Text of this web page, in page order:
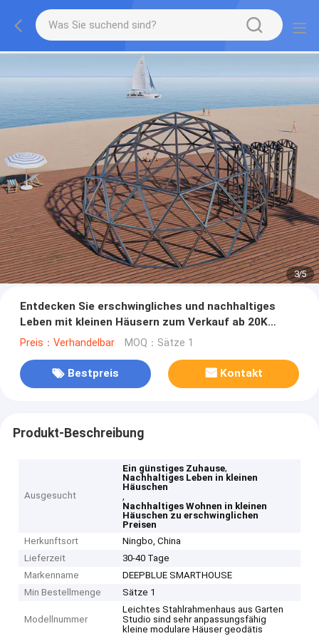
3/5
Entdecken Sie erschwingliches und nachhaltiges
Leben mit kleinen Häusern zum Verkauf ab 20K
Dollar
Preis：Verhandelbar MOQ：Sätze 1
Bestpreis Kontakt
Produkt-Beschreibung
Ausgesucht
Ein günstiges Zuhause,
Nachhaltiges Leben in kleinen
Häuschen
,
Nachhaltiges Wohnen in kleinen
Häuschen zu erschwinglichen
Preisen
Herkunftsort
Ningbo, China
Lieferzeit
30-40 Tage
Markenname
DEEPBLUE SMARTHOUSE
Min Bestellmenge
Sätze 1
Modellnummer
Leichtes Stahlrahmenhaus aus Garten
Studio sind sehr anpassungsfähig
kleine modulare Häuser geodätis